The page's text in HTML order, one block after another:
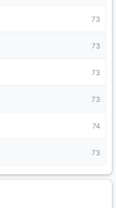
73
73
73
73
74
73